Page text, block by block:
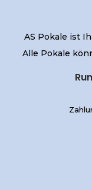
AS Pokale ist
Alle Pokale